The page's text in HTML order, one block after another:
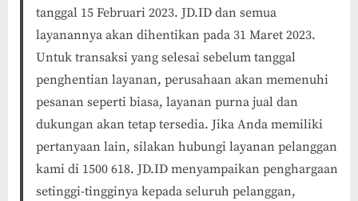
tanggal 15 Februari 2023. JD.ID dan semua
layanannya akan dihentikan pada 31 Maret 2023.
Untuk transaksi yang selesai sebelum tanggal
penghentian layanan, perusahaan akan memenuhi
pesanan seperti biasa, layanan purna jual dan
dukungan akan tetap tersedia. Jika Anda memiliki
pertanyaan lain, silakan hubungi layanan pelanggan
kami di 1500 618. JD.ID menyampaikan penghargaan
setinggi-tingginya kepada seluruh pelanggan,